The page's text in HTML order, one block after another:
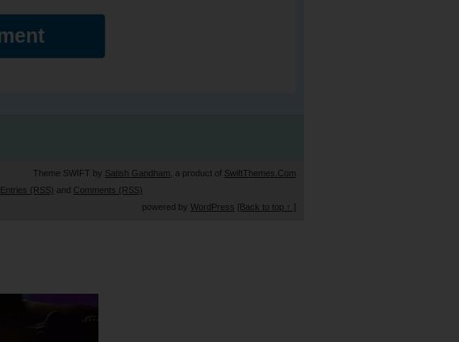
Theme SWIFT by Satish Gandham , a product of SwiftThemes.Com
Entries (RSS) and Comments (RSS)
powered by WordPress [Back to top ↑ ]